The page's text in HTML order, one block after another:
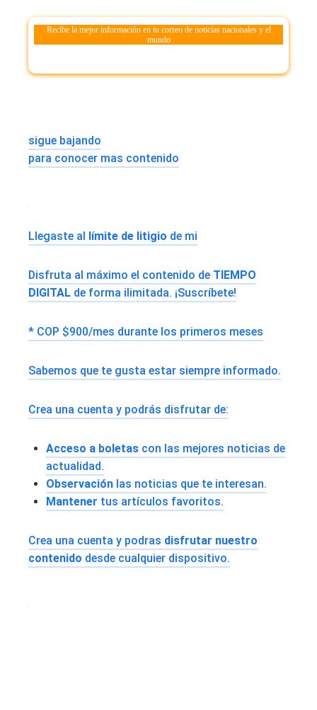
Recibe la mejor información en tu correo de noticias nacionales y el
mundo
sigue bajando
para conocer mas contenido
Llegaste al límite de litigio de mi
Disfruta al máximo el contenido de TIEMPO
DIGITAL de forma ilimitada. ¡Suscríbete!
* COP $900/mes durante los primeros meses
Sabemos que te gusta estar siempre informado.
Crea una cuenta y podrás disfrutar de:
Acceso a boletas con las mejores noticias de
actualidad.
Observación las noticias que te interesan.
Mantener tus artículos favoritos.
Crea una cuenta y podras disfrutar nuestro
contenido desde cualquier dispositivo.